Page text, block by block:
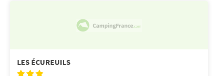
LES ÉCUREUILS